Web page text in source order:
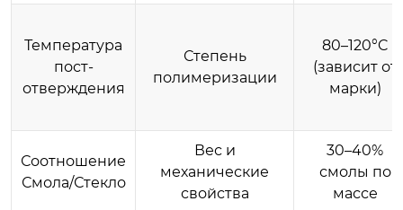
Температура
пост-
отверждения
Степень
полимеризации
80–120°C
(зависит от
марки)
Соотношение
Смола/Стекло
Вес и
механические
свойства
30–40%
смолы по
массе